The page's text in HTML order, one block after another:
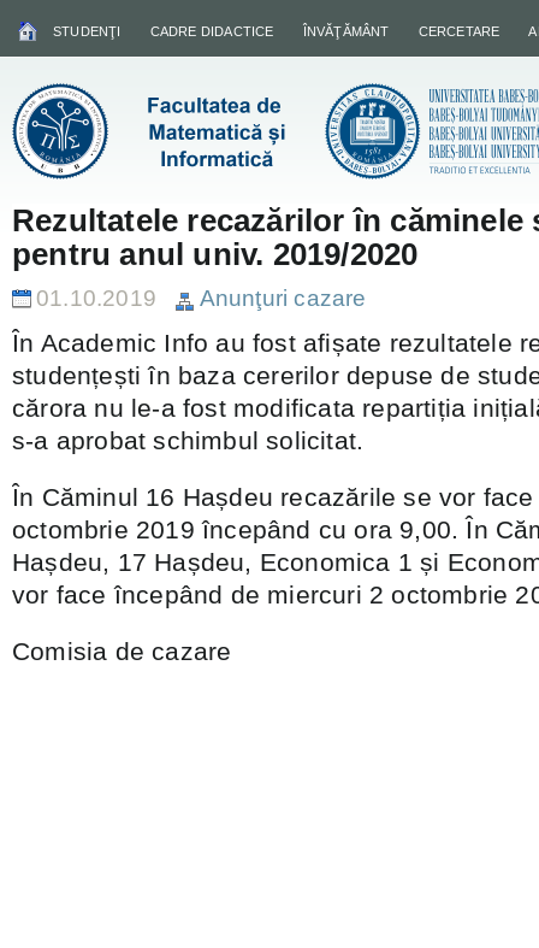
STUDENŢI CADRE DIDACTICE ÎNVĂŢĂMÂNT CERCETARE
Rezultatele recazărilor în căminele
pentru anul univ. 2019/2020
01.10.2019 Anunţuri cazare
În Academic Info au fost afișate rezultatele
studențești în baza cererilor depuse de
cărora nu le-a fost modificata repartiția
s-a aprobat schimbul solicitat.
În Căminul 16 Hașdeu recazările se vor
octombrie 2019 începând cu ora 9,00. În
Hașdeu, 17 Hașdeu, Economica 1 și
vor face începând de miercuri 2 octombrie
Comisia de cazare